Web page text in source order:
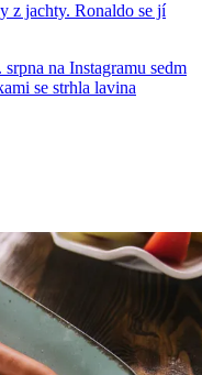
z jachty. Ronaldo se jí
na Instagramu sedm
se strhla lavina